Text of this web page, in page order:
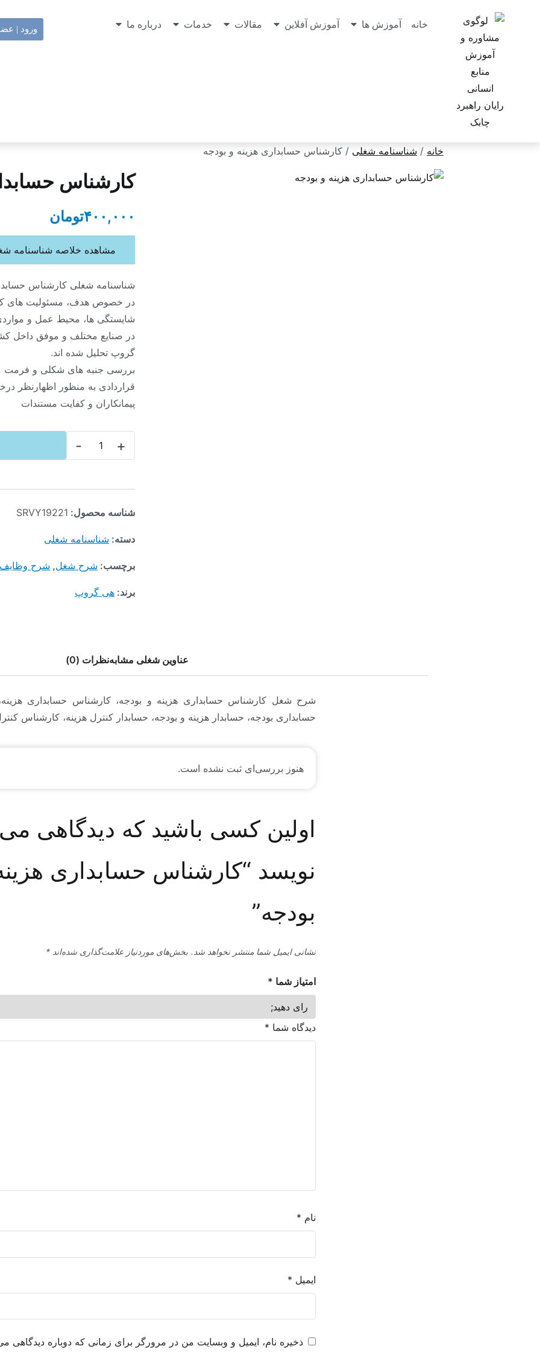
خانه آموزش ها آموزش آفلاین مقالات خدمات درباره ما ورود |
خانه / شناسنامه شغلی / کارشناس حسابداری هزینه و بودجه
کارشناس
۴۰۰,۰۰۰تومان
شناسنامه شغلی کارشناس
در خصوص هدف، مسئولیت های
شایستگی ها، محیط عمل و
در صنایع مختلف و موفق داخل
گروپ تحلیل شده اند.
بررسی جنبه های شکلی و فرمت
قراردادی به منظور
پیمانکاران و ‏کفایت مستندات
مشاهده خلاصه شناسنامه
- +
شناسه محصول: SRVY19221
دسته: شناسنامه شغلی
برچسب: شرح شغل, شرح وظایف
برند: هی گروپ
عناوین شغلی مشابهنظرات (0)
شرح شغل کارشناس حسابداری هزینه و بودجه، کارشناس حسابداری
حسابداری بودجه، حسابدار هزینه و بودجه، حسابدار کنترل هزینه، کارشناس
هنوز بررسی‌ای ثبت نشده است.
اولین کسی باشید که دیدگاهی
نویسد “کارشناس حسابداری
بودجه”
نشانی ایمیل شما منتشر نخواهد شد. بخش‌های موردنیاز علامت‌گذاری شده‌اند *
امتیاز شما *
دیدگاه شما *
نام *
ایمیل *
ذخیره نام، ایمیل و وبسایت من در مرورگر برای زمانی که دوباره دیدگاهی